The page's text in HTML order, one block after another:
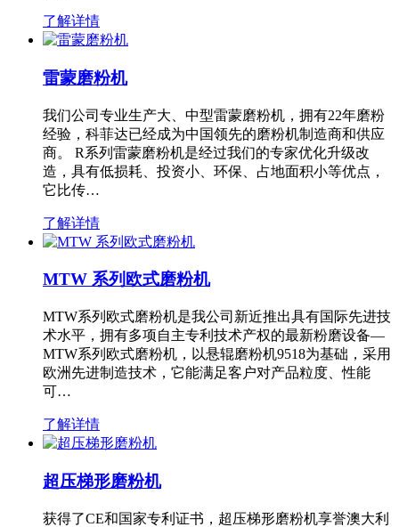
了解详情
雷蒙磨粉机
我们公司专业生产大、中型雷蒙磨粉机，拥有22年磨粉
经验，科菲达已经成为中国领先的磨粉机制造商和供应
商。 R系列雷蒙磨粉机是经过我们的专家优化升级改
造，具有低损耗、投资小、环保、占地面积小等优点，
它比传…
了解详情
MTW 系列欧式磨粉机
MTW系列欧式磨粉机是我公司新近推出具有国际先进技
术水平，拥有多项自主专利技术产权的最新粉磨设备—
MTW系列欧式磨粉机，以悬辊磨粉机9518为基础，采用
欧洲先进制造技术，它能满足客户对产品粒度、性能
可…
了解详情
超压梯形磨粉机
获得了CE和国家专利证书，超压梯形磨粉机享誉澳大利